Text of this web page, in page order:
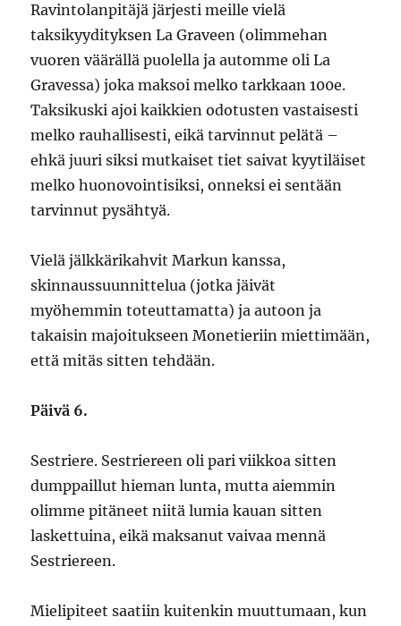
Ravintolanpitäjä järjesti meille vielä
taksikyydityksen La Graveen (olimmehan
vuoren väärällä puolella ja automme oli La
Gravessa) joka maksoi melko tarkkaan 100e.
Taksikuski ajoi kaikkien odotusten vastaisesti
melko rauhallisesti, eikä tarvinnut pelätä –
ehkä juuri siksi mutkaiset tiet saivat kyytiläiset
melko huonovointisiksi, onneksi ei sentään
tarvinnut pysähtyä.
Vielä jälkkärikahvit Markun kanssa,
skinnaussuunnittelua (jotka jäivät
myöhemmin toteuttamatta) ja autoon ja
takaisin majoitukseen Monetieriin miettimään,
että mitäs sitten tehdään.
Päivä 6.
Sestriere. Sestriereen oli pari viikkoa sitten
dumppaillut hieman lunta, mutta aiemmin
olimme pitäneet niitä lumia kauan sitten
laskettuina, eikä maksanut vaivaa mennä
Sestriereen.
Mielipiteet saatiin kuitenkin muuttumaan, kun